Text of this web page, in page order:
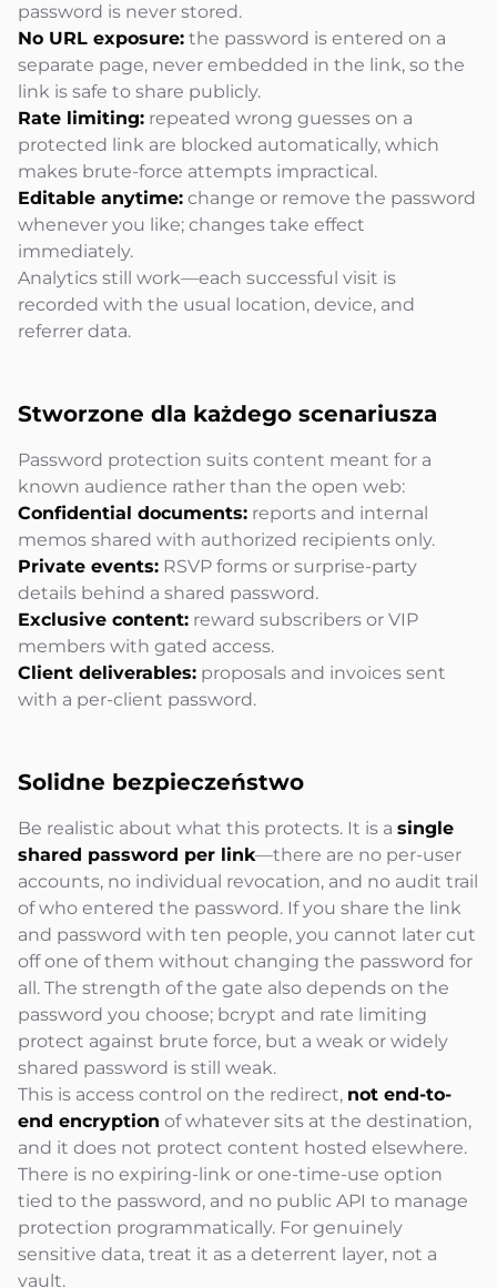
password is never stored.
No URL exposure: the password is entered on a
separate page, never embedded in the link, so the
link is safe to share publicly.
Rate limiting: repeated wrong guesses on a
protected link are blocked automatically, which
makes brute-force attempts impractical.
Editable anytime: change or remove the password
whenever you like; changes take effect
immediately.
Analytics still work—each successful visit is
recorded with the usual location, device, and
referrer data.
Stworzone dla każdego scenariusza
Password protection suits content meant for a
known audience rather than the open web:
Confidential documents: reports and internal
memos shared with authorized recipients only.
Private events: RSVP forms or surprise-party
details behind a shared password.
Exclusive content: reward subscribers or VIP
members with gated access.
Client deliverables: proposals and invoices sent
with a per-client password.
Solidne bezpieczeństwo
Be realistic about what this protects. It is a single
shared password per link—there are no per-user
accounts, no individual revocation, and no audit trail
of who entered the password. If you share the link
and password with ten people, you cannot later cut
off one of them without changing the password for
all. The strength of the gate also depends on the
password you choose; bcrypt and rate limiting
protect against brute force, but a weak or widely
shared password is still weak.
This is access control on the redirect, not end-to-
end encryption of whatever sits at the destination,
and it does not protect content hosted elsewhere.
There is no expiring-link or one-time-use option
tied to the password, and no public API to manage
protection programmatically. For genuinely
sensitive data, treat it as a deterrent layer, not a
vault.